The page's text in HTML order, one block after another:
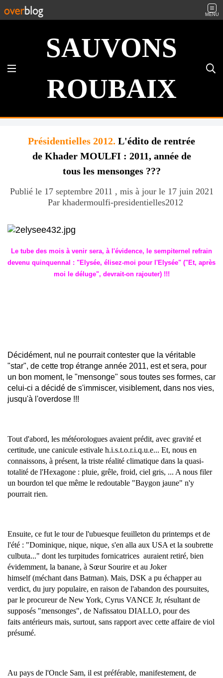
MENU
SAUVONS
ROUBAIX
Présidentielles 2012. L'édito de rentrée
de Khader MOULFI : 2011, année de
tous les mensonges ???
Publié le 17 septembre 2011 , mis à jour le 17 juin 2021
Par khadermoulfi-presidentielles2012
Le tube des mois à venir sera, à l'évidence, le sempiternel refrain
devenu quinquennal : "Elysée, élisez-moi pour l'Elysée" ("Et, après
moi le déluge", devrait-on rajouter) !!!
Décidément, nul ne pourrait contester que la véritable
"star", de cette trop étrange année 2011, est et sera, pour
un bon moment, le "mensonge" sous toutes ses formes, car
celui-ci a décidé de s'immiscer, visiblement, dans nos vies,
jusqu'à l'overdose !!!
Tout d'abord, les météorologues avaient prédit, avec gravité et
certitude, une canicule estivale h.i.s.t.o.r.i.q.u.e... Et, nous en
connaissons, à présent, la triste réalité climatique dans la quasi-
totalité de l'Hexagone : pluie, grêle, froid, ciel gris, ... A nous filer
un bourdon tel que même le redoutable "Baygon jaune" n'y
pourrait rien.
Ensuite, ce fut le tour de l'ubuesque feuilleton du printemps et de
l'été : "Dominique, nique, nique, s'en alla aux USA et la soubrette
culbuta..." dont les turpitudes fornicatrices auraient retiré, bien
évidemment, la banane, à Sœur Sourire et au Joker
himself (méchant dans Batman). Mais, DSK a pu échapper au
verdict, du jury populaire, en raison de l'abandon des poursuites,
par le procureur de New York, Cyrus VANCE Jr, résultant de
supposés "mensonges", de Nafissatou DIALLO, pour des
faits antérieurs mais, surtout, sans rapport avec cette affaire de viol
présumé.
Au pays de l'Oncle Sam, il est préférable, manifestement, de